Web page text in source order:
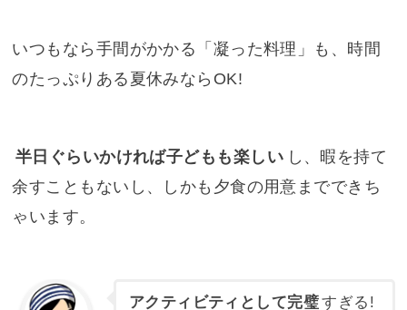
いつもなら手間がかかる「凝った料理」も、時間
のたっぷりある夏休みならOK!
半日ぐらいかければ子どもも楽しい し、暇を持て
余すこともないし、しかも夕食の用意までできち
ゃいます。
アクティビティとして完璧すぎる!